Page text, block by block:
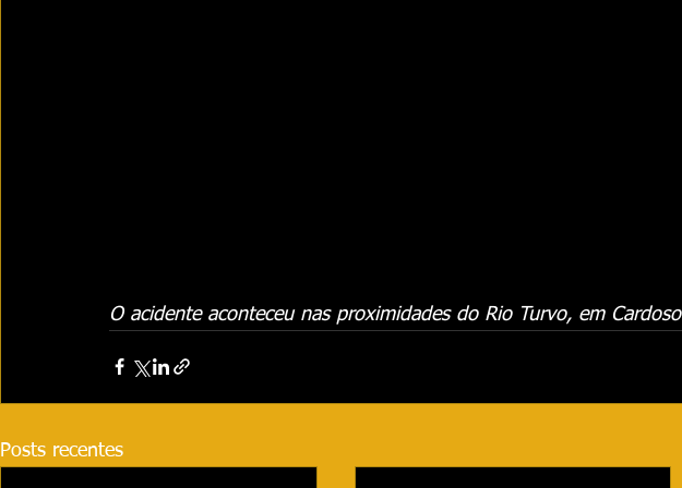
O acidente aconteceu nas proximidades do Rio Turvo, em Cardoso
Posts recentes